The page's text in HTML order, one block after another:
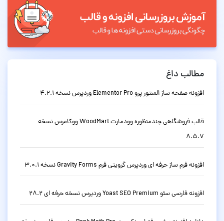
مطالب داغ
افزونه صفحه ساز المنتور پرو Elementor Pro وردپرس نسخه 4.2.1
قالب فروشگاهی چندمنظوره وودمارت WoodMart ووکامرس نسخه
8.5.7
افزونه فرم ساز حرفه ای وردپرس گرویتی فرم Gravity Forms نسخه 3.0.1
افزونه فارسی سئو Yoast SEO Premium وردپرس نسخه حرفه ای 28.2